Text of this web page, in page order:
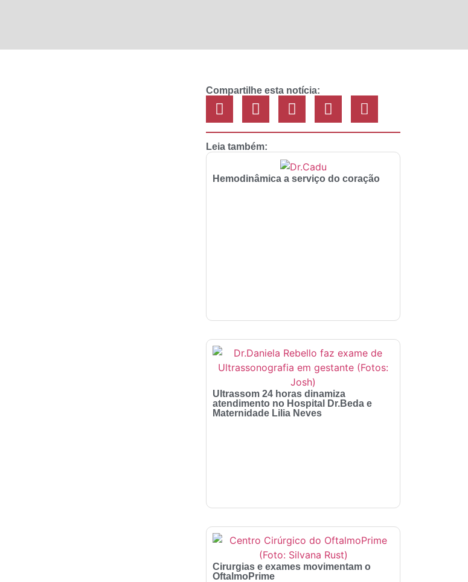
Compartilhe esta notícia:
Leia também:
Hemodinâmica a serviço do coração
Ultrassom 24 horas dinamiza
atendimento no Hospital Dr.Beda e
Maternidade Lilia Neves
Cirurgias e exames movimentam o
OftalmoPrime